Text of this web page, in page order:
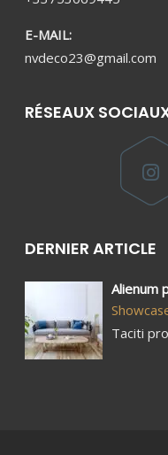
E-MAIL:
nvdeco23@gmail.com
RÉSEAUX
DERNIER ARTICLE
Alienum
Taciti